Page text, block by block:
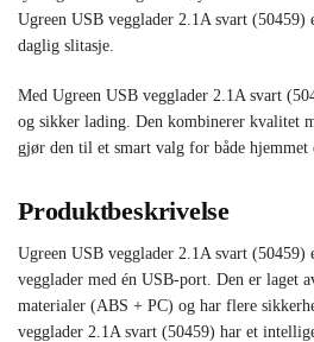
Ugreen USB vegglader 2.1A svart (50459)
daglig slitasje.
Med Ugreen USB vegglader 2.1A svart
og sikker lading. Den kombinerer kvalitet
gjør den til et smart valg for både hjemmet
Produktbeskrivelse
Ugreen USB vegglader 2.1A svart (50459)
vegglader med én USB-port. Den er laget
materialer (ABS + PC) og har flere
vegglader 2.1A svart (50459) har et